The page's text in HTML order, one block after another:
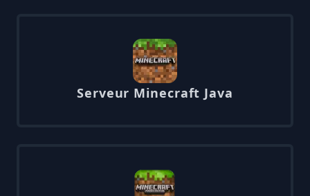
Serveur Minecraft Java